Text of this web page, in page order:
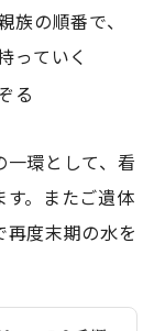
の順番で、
っていく
る
環として、看
。またご遺体
度末期の水を